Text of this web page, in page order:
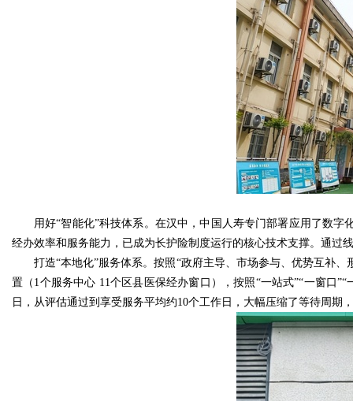
用好“智能化”科技体系。在汉中，中国人寿专门部署应用了数
经办效率和服务能力，已成为长护险制度运行的核心技术支撑。通过
打造“本地化”服务体系。按照“政府主导、市场参与、优势互补
置（1个服务中心 11个区县医保经办窗口），按照“一站式”“一窗口
日，从评估通过到享受服务平均约10个工作日，大幅压缩了等待周期